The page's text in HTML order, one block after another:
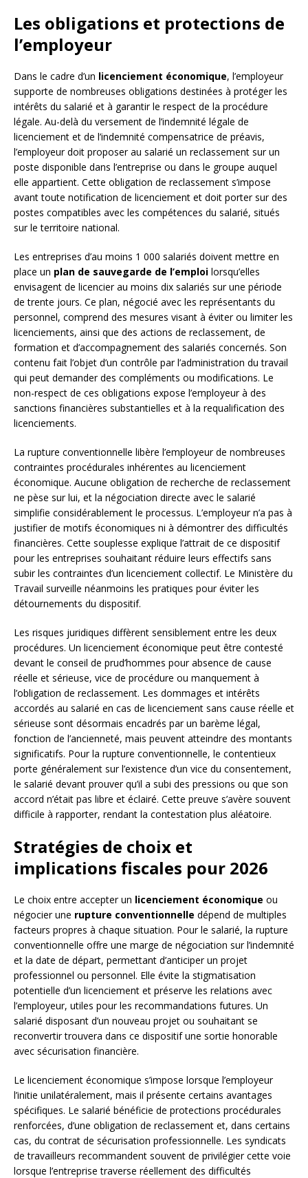
Les obligations et protections de
l’employeur
Dans le cadre d’un licenciement économique, l’employeur
supporte de nombreuses obligations destinées à protéger les
intérêts du salarié et à garantir le respect de la procédure
légale. Au-delà du versement de l’indemnité légale de
licenciement et de l’indemnité compensatrice de préavis,
l’employeur doit proposer au salarié un reclassement sur un
poste disponible dans l’entreprise ou dans le groupe auquel
elle appartient. Cette obligation de reclassement s’impose
avant toute notification de licenciement et doit porter sur des
postes compatibles avec les compétences du salarié, situés
sur le territoire national.
Les entreprises d’au moins 1 000 salariés doivent mettre en
place un plan de sauvegarde de l’emploi lorsqu’elles
envisagent de licencier au moins dix salariés sur une période
de trente jours. Ce plan, négocié avec les représentants du
personnel, comprend des mesures visant à éviter ou limiter les
licenciements, ainsi que des actions de reclassement, de
formation et d’accompagnement des salariés concernés. Son
contenu fait l’objet d’un contrôle par l’administration du travail
qui peut demander des compléments ou modifications. Le
non-respect de ces obligations expose l’employeur à des
sanctions financières substantielles et à la requalification des
licenciements.
La rupture conventionnelle libère l’employeur de nombreuses
contraintes procédurales inhérentes au licenciement
économique. Aucune obligation de recherche de reclassement
ne pèse sur lui, et la négociation directe avec le salarié
simplifie considérablement le processus. L’employeur n’a pas à
justifier de motifs économiques ni à démontrer des difficultés
financières. Cette souplesse explique l’attrait de ce dispositif
pour les entreprises souhaitant réduire leurs effectifs sans
subir les contraintes d’un licenciement collectif. Le Ministère du
Travail surveille néanmoins les pratiques pour éviter les
détournements du dispositif.
Les risques juridiques diffèrent sensiblement entre les deux
procédures. Un licenciement économique peut être contesté
devant le conseil de prud’hommes pour absence de cause
réelle et sérieuse, vice de procédure ou manquement à
l’obligation de reclassement. Les dommages et intérêts
accordés au salarié en cas de licenciement sans cause réelle et
sérieuse sont désormais encadrés par un barème légal,
fonction de l’ancienneté, mais peuvent atteindre des montants
significatifs. Pour la rupture conventionnelle, le contentieux
porte généralement sur l’existence d’un vice du consentement,
le salarié devant prouver qu’il a subi des pressions ou que son
accord n’était pas libre et éclairé. Cette preuve s’avère souvent
difficile à rapporter, rendant la contestation plus aléatoire.
Stratégies de choix et
implications fiscales pour 2026
Le choix entre accepter un licenciement économique ou
négocier une rupture conventionnelle dépend de multiples
facteurs propres à chaque situation. Pour le salarié, la rupture
conventionnelle offre une marge de négociation sur l’indemnité
et la date de départ, permettant d’anticiper un projet
professionnel ou personnel. Elle évite la stigmatisation
potentielle d’un licenciement et préserve les relations avec
l’employeur, utiles pour les recommandations futures. Un
salarié disposant d’un nouveau projet ou souhaitant se
reconvertir trouvera dans ce dispositif une sortie honorable
avec sécurisation financière.
Le licenciement économique s’impose lorsque l’employeur
l’initie unilatéralement, mais il présente certains avantages
spécifiques. Le salarié bénéficie de protections procédurales
renforcées, d’une obligation de reclassement et, dans certains
cas, du contrat de sécurisation professionnelle. Les syndicats
de travailleurs recommandent souvent de privilégier cette voie
lorsque l’entreprise traverse réellement des difficultés